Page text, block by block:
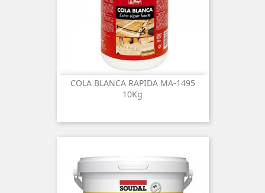
COLA BLANCA RAPIDA MA-1495
10Kg